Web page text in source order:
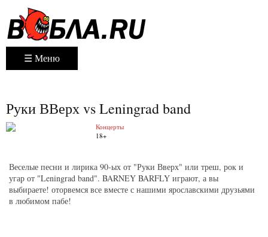
☰ Меню
Руки ВВерх vs Leningrad band
Концерты
18+
Веселые песни и лирика 90-ых от "Руки Вверх" или треш, рок и
угар от "Leningrad band". BARNEY BARFLY играют, а вы
выбираете! оторвемся все вместе с нашими ярославскими друзьями
в любимом пабе!